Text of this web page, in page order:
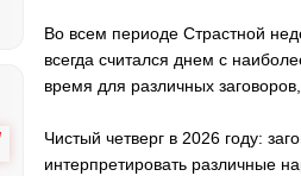
Во всем периоде Страстной
всегда считался днем с
время для различных
Чистый четверг в 2026 году:
интерпретировать различные